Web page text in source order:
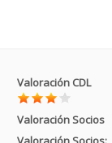
Valoración CDL
Valoración Socios